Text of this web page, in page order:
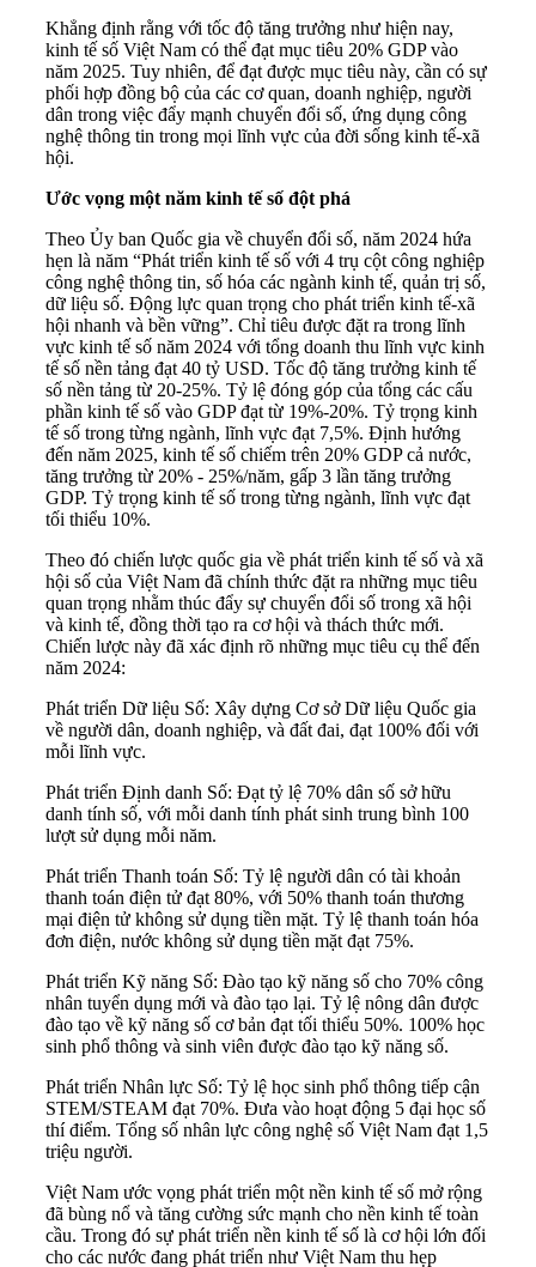
Khẳng định rằng với tốc độ tăng trưởng như hiện nay,
kinh tế số Việt Nam có thể đạt mục tiêu 20% GDP vào
năm 2025. Tuy nhiên, để đạt được mục tiêu này, cần có sự
phối hợp đồng bộ của các cơ quan, doanh nghiệp, người
dân trong việc đẩy mạnh chuyển đổi số, ứng dụng công
nghệ thông tin trong mọi lĩnh vực của đời sống kinh tế-xã
hội.
Ước vọng một năm kinh tế số đột phá
Theo Ủy ban Quốc gia về chuyển đổi số, năm 2024 hứa
hẹn là năm “Phát triển kinh tế số với 4 trụ cột công nghiệp
công nghệ thông tin, số hóa các ngành kinh tế, quản trị số,
dữ liệu số. Động lực quan trọng cho phát triển kinh tế-xã
hội nhanh và bền vững”. Chỉ tiêu được đặt ra trong lĩnh
vực kinh tế số năm 2024 với tổng doanh thu lĩnh vực kinh
tế số nền tảng đạt 40 tỷ USD. Tốc độ tăng trưởng kinh tế
số nền tảng từ 20-25%. Tỷ lệ đóng góp của tổng các cấu
phần kinh tế số vào GDP đạt từ 19%-20%. Tỷ trọng kinh
tế số trong từng ngành, lĩnh vực đạt 7,5%. Định hướng
đến năm 2025, kinh tế số chiếm trên 20% GDP cả nước,
tăng trưởng từ 20% - 25%/năm, gấp 3 lần tăng trưởng
GDP. Tỷ trọng kinh tế số trong từng ngành, lĩnh vực đạt
tối thiểu 10%.
Theo đó chiến lược quốc gia về phát triển kinh tế số và xã
hội số của Việt Nam đã chính thức đặt ra những mục tiêu
quan trọng nhằm thúc đẩy sự chuyển đổi số trong xã hội
và kinh tế, đồng thời tạo ra cơ hội và thách thức mới.
Chiến lược này đã xác định rõ những mục tiêu cụ thể đến
năm 2024:
Phát triển Dữ liệu Số: Xây dựng Cơ sở Dữ liệu Quốc gia
về người dân, doanh nghiệp, và đất đai, đạt 100% đối với
mỗi lĩnh vực.
Phát triển Định danh Số: Đạt tỷ lệ 70% dân số sở hữu
danh tính số, với mỗi danh tính phát sinh trung bình 100
lượt sử dụng mỗi năm.
Phát triển Thanh toán Số: Tỷ lệ người dân có tài khoản
thanh toán điện tử đạt 80%, với 50% thanh toán thương
mại điện tử không sử dụng tiền mặt. Tỷ lệ thanh toán hóa
đơn điện, nước không sử dụng tiền mặt đạt 75%.
Phát triển Kỹ năng Số: Đào tạo kỹ năng số cho 70% công
nhân tuyển dụng mới và đào tạo lại. Tỷ lệ nông dân được
đào tạo về kỹ năng số cơ bản đạt tối thiểu 50%. 100% học
sinh phổ thông và sinh viên được đào tạo kỹ năng số.
Phát triển Nhân lực Số: Tỷ lệ học sinh phổ thông tiếp cận
STEM/STEAM đạt 70%. Đưa vào hoạt động 5 đại học số
thí điểm. Tổng số nhân lực công nghệ số Việt Nam đạt 1,5
triệu người.
Việt Nam ước vọng phát triển một nền kinh tế số mở rộng
đã bùng nổ và tăng cường sức mạnh cho nền kinh tế toàn
cầu. Trong đó sự phát triển nền kinh tế số là cơ hội lớn đối
cho các nước đang phát triển như Việt Nam thu hẹp